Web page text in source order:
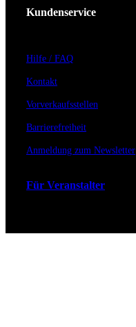
Kundenservice
Hilfe / FAQ
Kontakt
Vorverkaufsstellen
Barrierefreiheit
Anmeldung zum Newsletter
Für Veranstalter